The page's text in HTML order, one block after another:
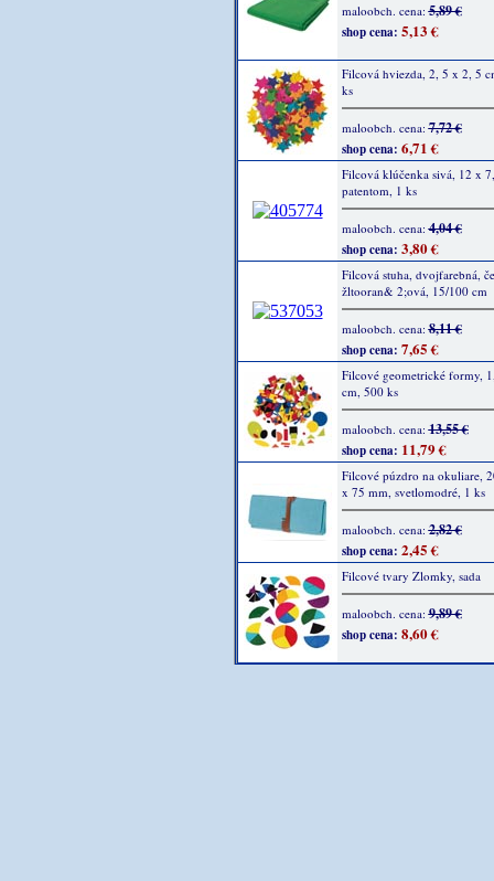
maloobch. cena:5,89 €
shop cena: 5,13 €
Filcová hviezda, 2, 5 x 2, 5
ks
maloobch. cena:7,72 €
shop cena: 6,71 €
Filcová klúčenka sivá, 12 x
patentom, 1 ks
maloobch. cena:4,04 €
shop cena: 3,80 €
Filcová stuha, dvojfarebná,
žltooran& 2;ová, 15/100 cm
maloobch. cena:8,11 €
shop cena: 7,65 €
Filcové geometrické formy,
cm, 500 ks
maloobch. cena:13,55 €
shop cena: 11,79 €
Filcové púzdro na okuliare,
x 75 mm, svetlomodré, 1 ks
maloobch. cena:2,82 €
shop cena: 2,45 €
Filcové tvary Zlomky, sada
maloobch. cena:9,89 €
shop cena: 8,60 €